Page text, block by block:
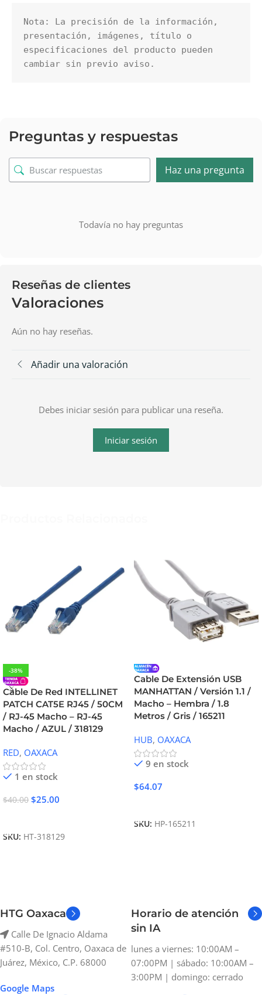
Nota: La precisión de la información,
presentación, imágenes, título o
especificaciones del producto pueden
cambiar sin previo aviso.
Preguntas y respuestas
Haz una pregunta
Todavía no hay preguntas
Reseñas de clientes
Valoraciones
Aún no hay reseñas.
Añadir una valoración
Debes iniciar sesión para publicar una reseña.
Iniciar sesión
-38%
Cable De Red INTELLINET
PATCH CAT5E RJ45 / 50CM
/ RJ-45 Macho – RJ-45
Macho / AZUL / 318129
RED, OAXACA
1 en stock
$40.00 $25.00
SKU: HT-318129
Cable De Extensión USB
MANHATTAN / Versión 1.1 /
Macho – Hembra / 1.8
Metros / Gris / 165211
HUB, OAXACA
9 en stock
$64.07
SKU: HP-165211
HTG Oaxaca
Calle De Ignacio Aldama
#510-B, Col. Centro, Oaxaca de
Juárez, México, C.P. 68000
Google Maps
Horario de atención
sin IA
lunes a viernes: 10:00AM –
07:00PM | sábado: 10:00AM –
3:00PM | domingo: cerrado